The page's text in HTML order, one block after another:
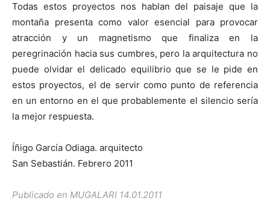
Todas estos proyectos nos hablan del paisaje que la
montaña presenta como valor esencial para provocar
atracción y un magnetismo que finaliza en la
peregrinación hacia sus cumbres, pero la arquitectura no
puede olvidar el delicado equilibrio que se le pide en
estos proyectos, el de servir como punto de referencia
en un entorno en el que probablemente el silencio sería
la mejor respuesta.
Íñigo García Odiaga. arquitecto
San Sebastián. Febrero 2011
Publicado en MUGALARI 14.01.2011